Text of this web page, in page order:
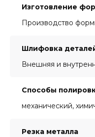
Изготовление
Производство
Шлифовка
Внешняя и
Способы
механический,
Резка металла